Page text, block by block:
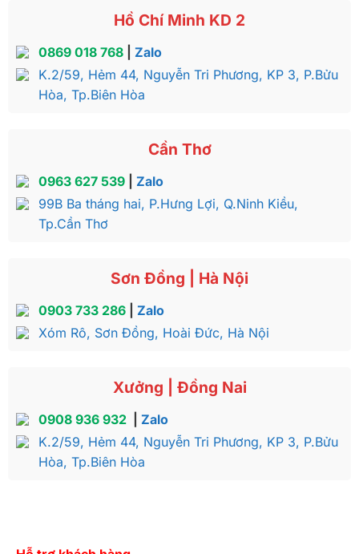
Hồ Chí Minh KD 2
0869 018 768| Zalo
K.2/59, Hẻm 44, Nguyễn Tri Phương, KP 3, P.Bửu
Hòa, Tp.Biên Hòa
Cần Thơ
0963 627 539| Zalo
99B Ba tháng hai, P.Hưng Lợi, Q.Ninh Kiều,
Tp.Cần Thơ
Sơn Đồng | Hà Nội
0903 733 286| Zalo
Xóm Rô, Sơn Đồng, Hoài Đức, Hà Nội
Xưởng | Đồng Nai
0908 936 932
Zalo
K.2/59, Hẻm 44, Nguyễn Tri Phương, KP 3, P.Bửu
Hòa, Tp.Biên Hòa